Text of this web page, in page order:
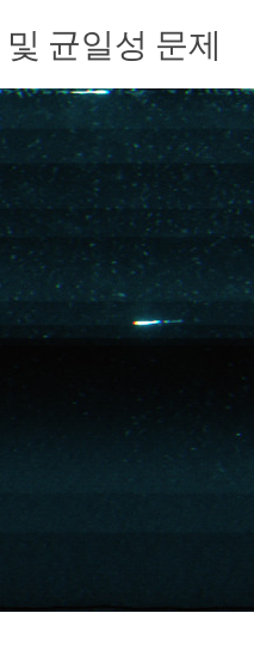
균일성 문제